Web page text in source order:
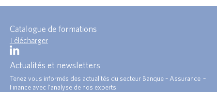
Catalogue de formations
Télécharger
Actualités et newsletters
Tenez vous informés des actualités du secteur Banque – Assurance –
Finance avec l’analyse de nos experts.